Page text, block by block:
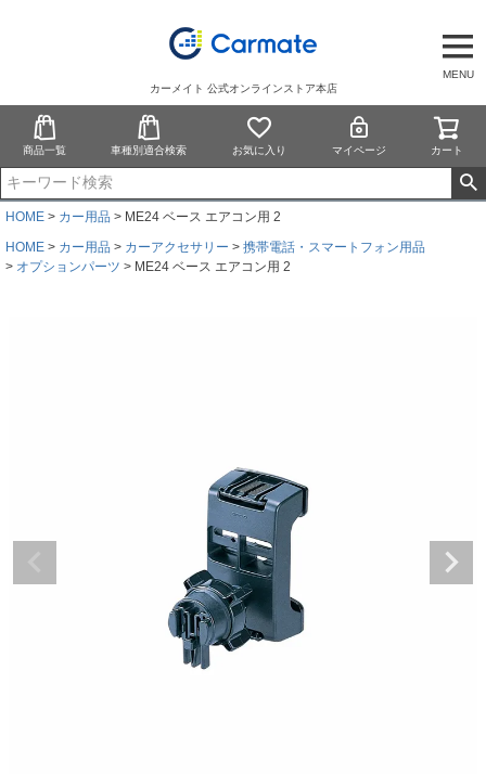
MENU
カーメイト 公式オンラインストア本店
商品一覧 車種別適合検索 お気に入り マイページ カート
HOME カー用品
ME24 ベース エアコン用 2
HOME
カー用品 カーアクセサリー
携帯電話・スマートフォン用品
オプションパーツ
ME24 ベース エアコン用 2